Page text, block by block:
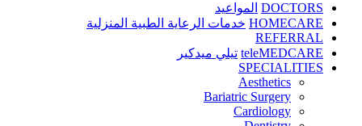
DOCTORS المواعيد
HOMECARE خدمات الرعاية الطبية المنزلية
REFERRAL
teleMEDCARE تيلي ميدكير
SPECIALITIES
Aesthetics
Bariatric Surgery
Cardiology